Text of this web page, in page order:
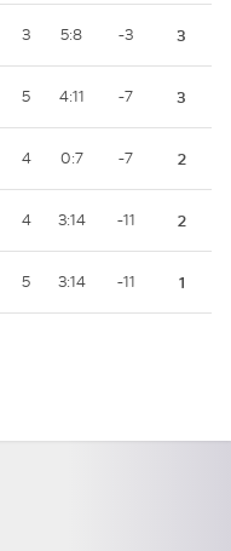
3 5:8 -3 3
5 4:11 -7 3
4 0:7 -7 2
4 3:14 -11 2
5 3:14 -11 1